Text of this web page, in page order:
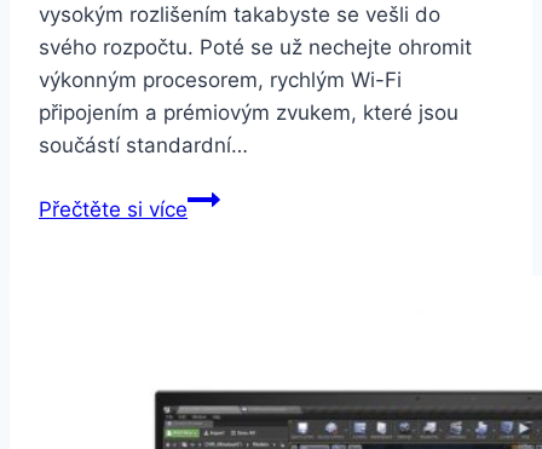
vysokým rozlišením takabyste se vešli do
svého rozpočtu. Poté se už nechejte ohromit
výkonným procesorem, rychlým Wi-Fi
připojením a prémiovým zvukem, které jsou
součástí standardní…
Přečtěte si víceLenovo